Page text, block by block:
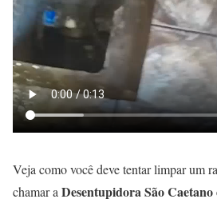
Veja como você deve tentar limpar um
chamar aDesentupidora São Caetano